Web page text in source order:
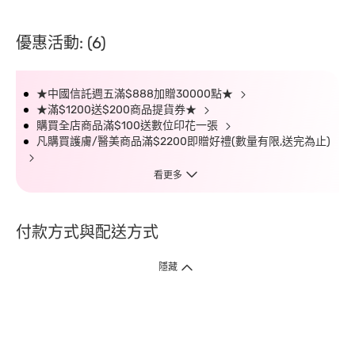
優惠活動: (6)
★中國信託週五滿$888加贈30000點★
★滿$1200送$200商品提貨券★
購買全店商品滿$100送數位印花一張
凡購買護膚/醫美商品滿$2200即贈好禮(數量有限,送完為止)
看更多
付款方式與配送方式
隱藏